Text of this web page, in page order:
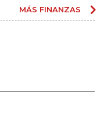
MÁS FINANZAS